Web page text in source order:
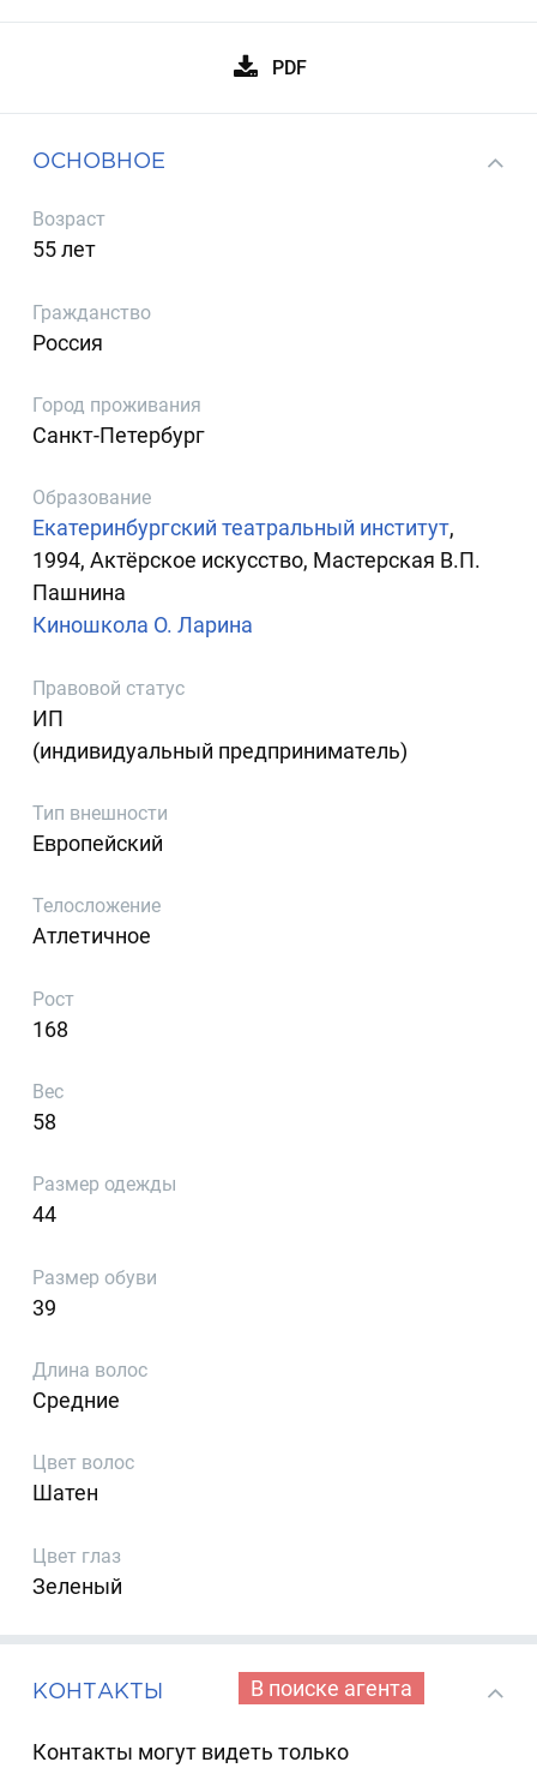
PDF
ОСНОВНОЕ
Возраст
55 лет
Гражданство
Россия
Город проживания
Санкт-Петербург
Образование
Екатеринбургский театральный институт,
1994, Актёрское искусство, Мастерская В.П.
Пашнина
Киношкола О. Ларина
Правовой статус
ИП
(индивидуальный предприниматель)
Тип внешности
Европейский
Телосложение
Атлетичное
Рост
168
Вес
58
Размер одежды
44
Размер обуви
39
Длина волос
Средние
Цвет волос
Шатен
Цвет глаз
Зеленый
КОНТАКТЫ В поиске агента
Контакты могут видеть только